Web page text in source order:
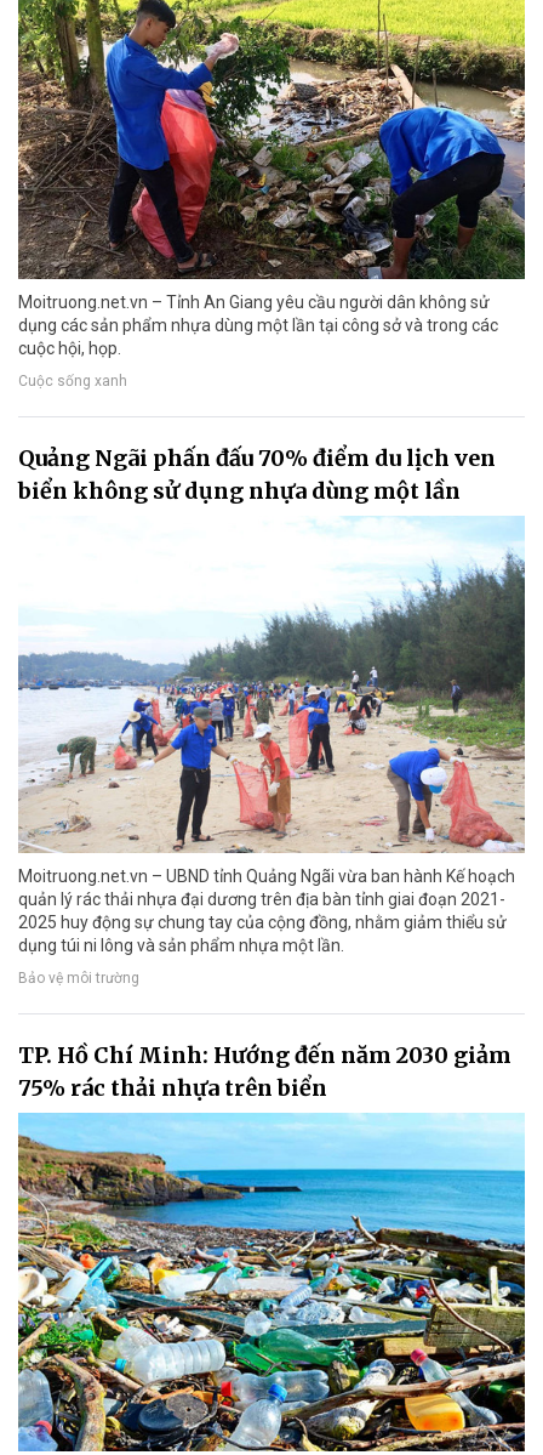
Moitruong.net.vn – Tỉnh An Giang yêu cầu người dân không sử
dụng các sản phẩm nhựa dùng một lần tại công sở và trong các
cuộc hội, họp.
Cuộc sống xanh
Quảng Ngãi phấn đấu 70% điểm du lịch ven
biển không sử dụng nhựa dùng một lần
Moitruong.net.vn – UBND tỉnh Quảng Ngãi vừa ban hành Kế hoạch
quản lý rác thải nhựa đại dương trên địa bàn tỉnh giai đoạn 2021-
2025 huy động sự chung tay của cộng đồng, nhằm giảm thiểu sử
dụng túi ni lông và sản phẩm nhựa một lần.
Bảo vệ môi trường
TP. Hồ Chí Minh: Hướng đến năm 2030 giảm
75% rác thải nhựa trên biển